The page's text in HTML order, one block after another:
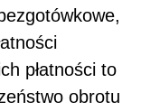
płatności to
obrotu